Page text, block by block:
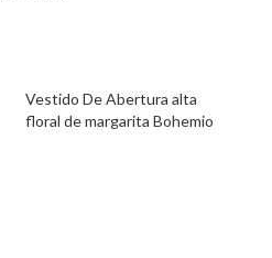
Vestido De Abertura alta
floral de margarita Bohemio